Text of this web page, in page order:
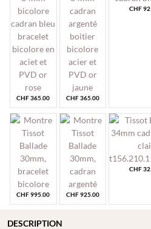
CHF365.00 CHF365.00
CHF
CHF995.00 CHF925.00
CHF
DESCRIPTION